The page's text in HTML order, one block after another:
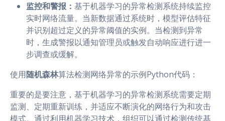
监控和警报： 基于机器学习的异常检测系统持续监控
实时网络流量。当新数据通过系统时，模型评估特征
并识别超过定义的异常阈值的实例。当检测到异常
时，生成警报以通知管理员或触发自动响应进行进一
步调查或缓解。
使用随机森林算法检测网络异常的示例Python代码：
重要的是要注意，基于机器学习的异常检测系统需要定期
监测、定期重新训练，并适应不断演化的网络行为和攻击
模式。通过利用机器学习技术，组织可以通过检测传统基